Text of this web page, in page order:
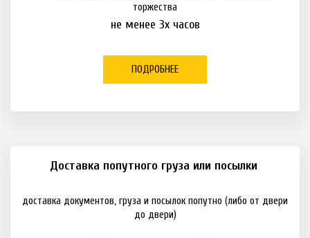
торжества
не менее 3х часов
ПОДРОБНЕЕ
Доставка попутного груза или посылки
доставка документов, груза и посылок попутно (либо от двери
до двери)